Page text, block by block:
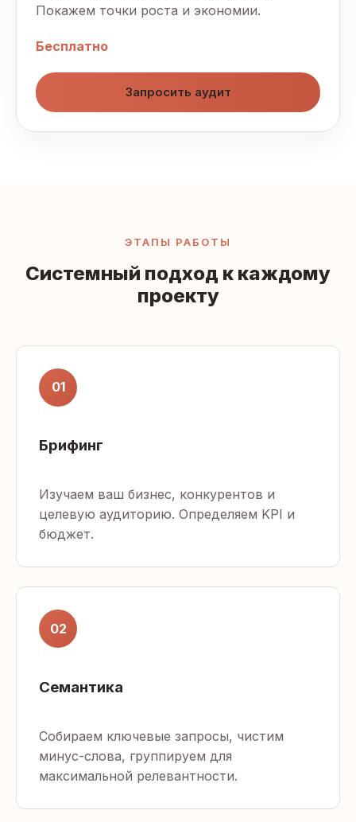
Покажем точки роста и экономии.
Бесплатно
Запросить аудит
ЭТАПЫ РАБОТЫ
Системный подход к каждому
проекту
01
Брифинг
Изучаем ваш бизнес, конкурентов и
целевую аудиторию. Определяем KPI и
бюджет.
02
Семантика
Собираем ключевые запросы, чистим
минус-слова, группируем для
максимальной релевантности.